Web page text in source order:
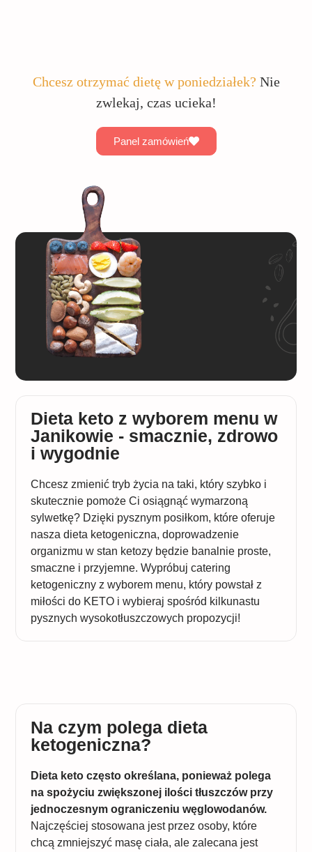
Chcesz otrzymać dietę w poniedziałek? Nie
zwlekaj, czas ucieka!
Panel zamówień
Dieta keto z wyborem menu w
Janikowie - smacznie, zdrowo
i wygodnie
Chcesz zmienić tryb życia na taki, który szybko i
skutecznie pomoże Ci osiągnąć wymarzoną
sylwetkę? Dzięki pysznym posiłkom, które oferuje
nasza dieta ketogeniczna, doprowadzenie
organizmu w stan ketozy będzie banalnie proste,
smaczne i przyjemne. Wypróbuj catering
ketogeniczny z wyborem menu, który powstał z
miłości do KETO i wybieraj spośród kilkunastu
pysznych wysokotłuszczowych propozycji!
Na czym polega dieta
ketogeniczna?
Dieta keto często określana, ponieważ polega
na spożyciu zwiększonej ilości tłuszczów przy
jednoczesnym ograniczeniu węglowodanów.
Najczęściej stosowana jest przez osoby, które
chcą zmniejszyć masę ciała, ale zalecana jest